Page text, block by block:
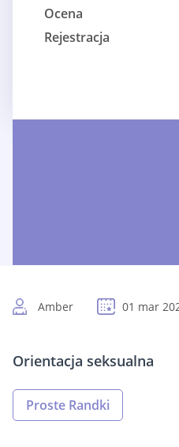
Ocena
Rejestracja
Amber 01 mar
Orientacja seksualna
Proste Randki